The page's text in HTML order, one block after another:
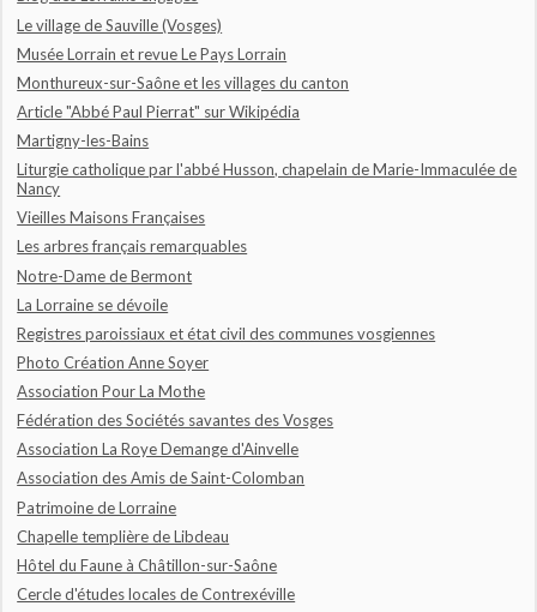
Le village de Sauville (Vosges)
Musée Lorrain et revue Le Pays Lorrain
Monthureux-sur-Saône et les villages du canton
Article "Abbé Paul Pierrat" sur Wikipédia
Martigny-les-Bains
Liturgie catholique par l'abbé Husson, chapelain de Marie-Immaculée de
Nancy
Vieilles Maisons Françaises
Les arbres français remarquables
Notre-Dame de Bermont
La Lorraine se dévoile
Registres paroissiaux et état civil des communes vosgiennes
Photo Création Anne Soyer
Association Pour La Mothe
Fédération des Sociétés savantes des Vosges
Association La Roye Demange d'Ainvelle
Association des Amis de Saint-Colomban
Patrimoine de Lorraine
Chapelle templière de Libdeau
Hôtel du Faune à Châtillon-sur-Saône
Cercle d'études locales de Contrexéville